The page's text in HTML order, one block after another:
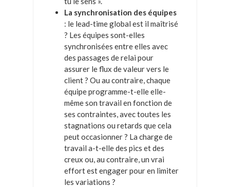
La synchronisation des équipes
: le lead-time global est il maîtrisé
? Les équipes sont-elles
synchronisées entre elles avec
des passages de relai pour
assurer le flux de valeur vers le
client ? Ou au contraire, chaque
équipe programme-t-elle elle-
même son travail en fonction de
ses contraintes, avec toutes les
stagnations ou retards que cela
peut occasionner ? La charge de
travail a-t-elle des pics et des
creux ou, au contraire, un vrai
effort est engager pour en limiter
les variations ?